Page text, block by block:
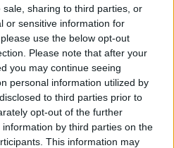
sharing to third parties, or
or sensitive information for
use the below opt-out
Please note that after your
you may continue seeing
personal information utilized by
to third parties prior to
opt-out of the further
by third parties on the
This information may